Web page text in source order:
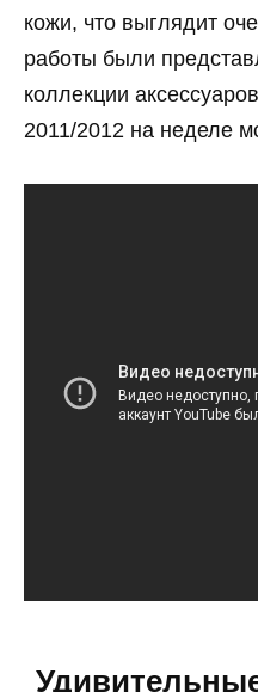
кожи, что выглядит
работы были
коллекции
2011/2012 на неделе